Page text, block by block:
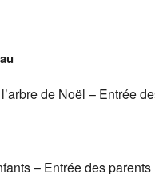
de Noël – Entrée
– Entrée des parents